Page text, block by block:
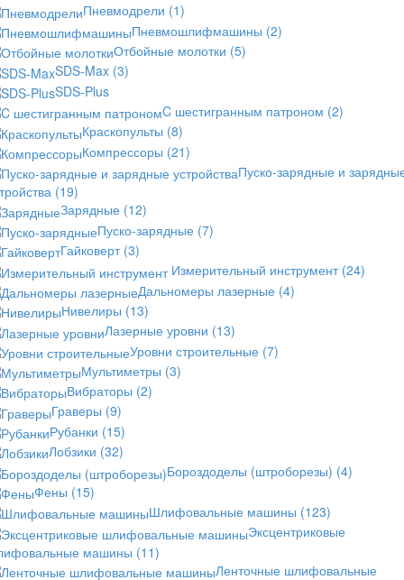
Пневмодрели (1)
Пневмошлифмашины (2)
Отбойные молотки (5)
SDS-Max (3)
SDS-Plus
C шестигранным патроном (2)
Краскопульты (8)
Компрессоры (21)
Пуско-зарядные и
(19)
Зарядные (12)
Пуско-зарядные (7)
Гайковерт (3)
Измерительный инструмент (24)
Дальномеры лазерные (4)
Нивелиры (13)
Лазерные уровни (13)
Уровни строительные (7)
Мультиметры (3)
Вибраторы (2)
Граверы (9)
Рубанки (15)
Лобзики (32)
Бороздоделы (штроборезы) (4)
Фены (15)
Шлифовальные машины (123)
Эксцентриковые
машины (11)
Ленточные шлифовальные